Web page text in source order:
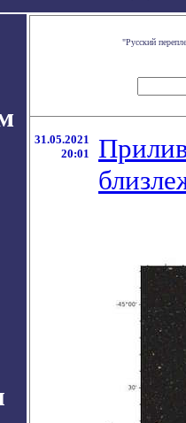
"Русский
31.05.2021
20:01